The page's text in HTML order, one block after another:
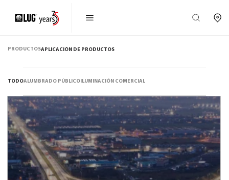
PRODUCTOSAPLICACIÓN DE PRODUCTOS
TODOALUMBRADO PÚBLICO ILUMINACIÓN COMERCIAL